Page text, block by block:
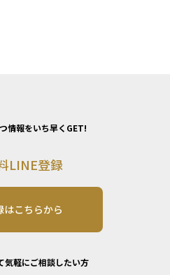
情報をいち早くGET!
LINE登録
はこちらから
気軽にご相談したい方